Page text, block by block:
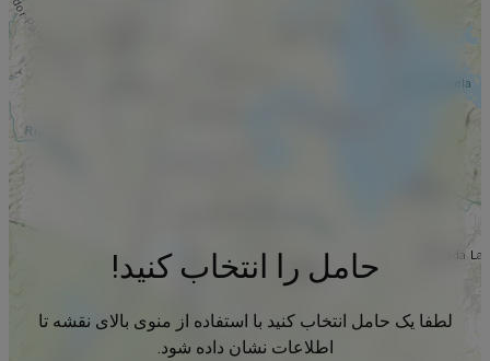
حامل را انتخاب کنید!
لطفا یک حامل انتخاب کنید با استفاده از منوی بالای نقشه تا
اطلاعات نشان داده شود.